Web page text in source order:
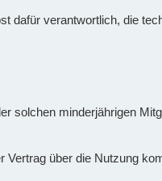
dafür verantwortlich, die
solchen minderjährigen
über die Nutzung